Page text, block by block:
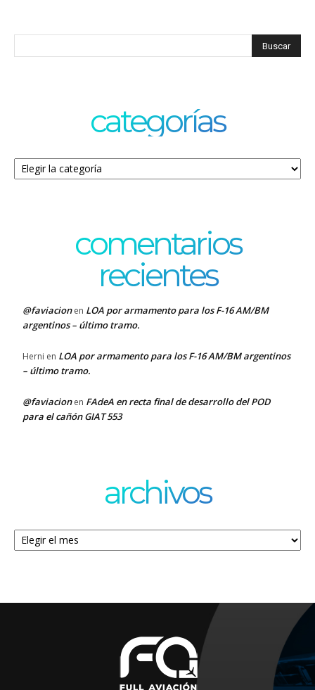
categorías
Categorías
comentarios
recientes
@faviacionen LOA por armamento para los F-16 AM/BM
argentinos – último tramo.
Herni en LOA por armamento para los F-16 AM/BM argentinos
– último tramo.
@faviacionen FAdeA en recta final de desarrollo del POD
para el cañón GIAT 553
archivos
Archivos